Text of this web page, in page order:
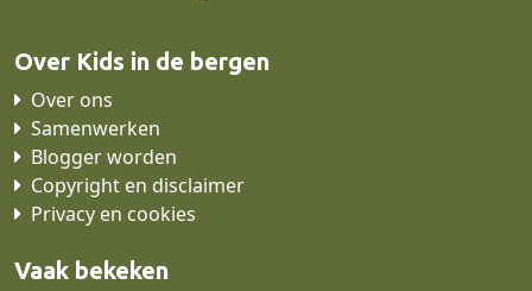
Over Kids in de bergen
Over ons
Samenwerken
Blogger worden
Copyright en disclaimer
Privacy en cookies
Vaak bekeken